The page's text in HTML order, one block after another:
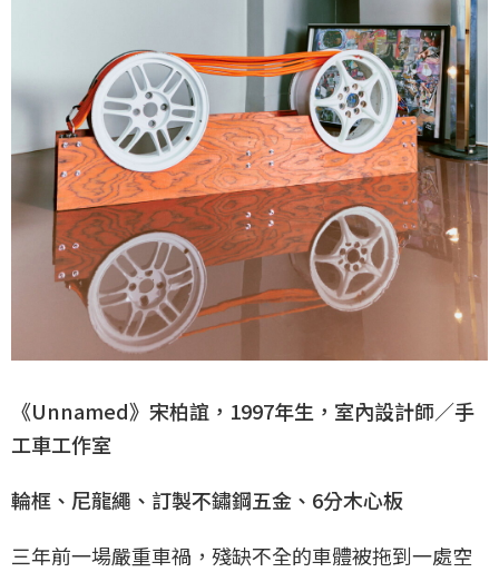
《Unnamed》宋柏誼，1997年生，室內設計師／手
工車工作室
輪框、尼龍繩、訂製不鏽鋼五金、6分木心板
三年前一場嚴重車禍，殘缺不全的車體被拖到一處空